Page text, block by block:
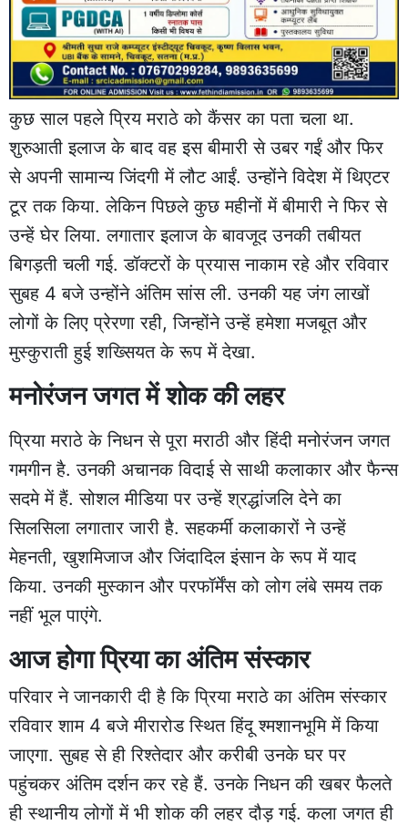
कुछ साल पहले प्रिय मराठे को कैंसर का पता चला था.
शुरुआती इलाज के बाद वह इस बीमारी से उबर गईं और फिर
से अपनी सामान्य जिंदगी में लौट आईं. उन्होंने विदेश में थिएटर
टूर तक किया. लेकिन पिछले कुछ महीनों में बीमारी ने फिर से
उन्हें घेर लिया. लगातार इलाज के बावजूद उनकी तबीयत
बिगड़ती चली गई. डॉक्टरों के प्रयास नाकाम रहे और रविवार
सुबह 4 बजे उन्होंने अंतिम सांस ली. उनकी यह जंग लाखों
लोगों के लिए प्रेरणा रही, जिन्होंने उन्हें हमेशा मजबूत और
मुस्कुराती हुई शख्सियत के रूप में देखा.
मनोरंजन जगत में शोक की लहर
प्रिया मराठे के निधन से पूरा मराठी और हिंदी मनोरंजन जगत
गमगीन है. उनकी अचानक विदाई से साथी कलाकार और फैन्स
सदमे में हैं. सोशल मीडिया पर उन्हें श्रद्धांजलि देने का
सिलसिला लगातार जारी है. सहकर्मी कलाकारों ने उन्हें
मेहनती, खुशमिजाज और जिंदादिल इंसान के रूप में याद
किया. उनकी मुस्कान और परफॉर्मेंस को लोग लंबे समय तक
नहीं भूल पाएंगे.
आज होगा प्रिया का अंतिम संस्कार
परिवार ने जानकारी दी है कि प्रिया मराठे का अंतिम संस्कार
रविवार शाम 4 बजे मीरारोड स्थित हिंदू श्मशानभूमि में किया
जाएगा. सुबह से ही रिश्तेदार और करीबी उनके घर पर
पहुंचकर अंतिम दर्शन कर रहे हैं. उनके निधन की खबर फैलते
ही स्थानीय लोगों में भी शोक की लहर दौड़ गई. कला जगत ही